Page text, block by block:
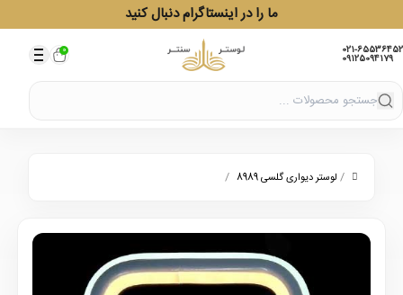
ما را در اینستاگرام دنبال کنید
021-65536452
09125094179
0
/ لوستر دیواری گلسی 8989 /